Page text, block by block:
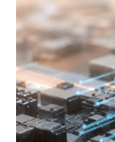
jaarlijkse
advies over…